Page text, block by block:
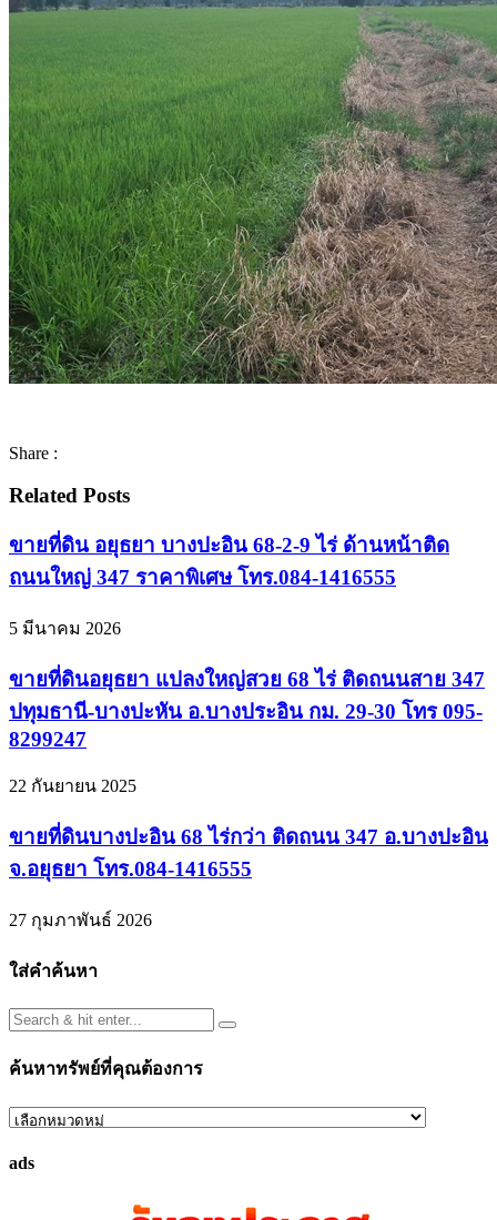
Share :
Related Posts
ขายที่ดิน อยุธยา บางปะอิน 68-2-9 ไร่ ด้านหน้าติด
ถนนใหญ่ 347 ราคาพิเศษ โทร.084-1416555
5 มีนาคม 2026
ขายที่ดินอยุธยา แปลงใหญ่สวย 68 ไร่ ติดถนนสาย 347
ปทุมธานี-บางปะหัน อ.บางประอิน กม. 29-30 โทร 095-
8299247
22 กันยายน 2025
ขายที่ดินบางปะอิน 68 ไร่กว่า ติดถนน 347 อ.บางปะอิน
จ.อยุธยา โทร.084-1416555
27 กุมภาพันธ์ 2026
ใส่คำค้นหา
ค้นหาทรัพย์ที่คุณต้องการ
ค้นหา
ที่
ads